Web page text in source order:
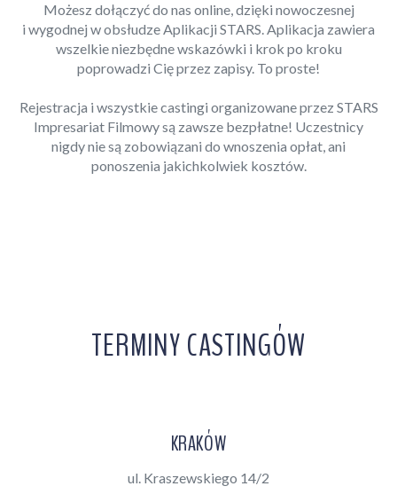
Możesz dołączyć do nas online, dzięki nowoczesnej
i wygodnej w obsłudze Aplikacji STARS. Aplikacja zawiera
wszelkie niezbędne wskazówki i krok po kroku
poprowadzi Cię przez zapisy. To proste!
Rejestracja i wszystkie castingi organizowane przez STARS
Impresariat Filmowy są zawsze bezpłatne! Uczestnicy
nigdy nie są zobowiązani do wnoszenia opłat, ani
ponoszenia jakichkolwiek kosztów.
TERMINY CASTINGÓW
KRAKÓW
ul. Kraszewskiego 14/2